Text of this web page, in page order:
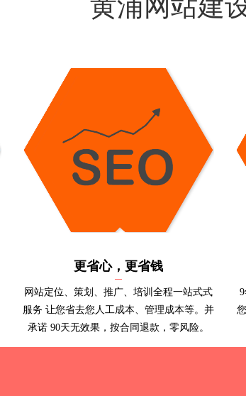
黄浦网站建
更省心，更省钱
网站定位、策划、推广、培训全程一站式式
服务 让您省去您人工成本、管理成本等。并
承诺 90天无效果，按合同退款，零风险。